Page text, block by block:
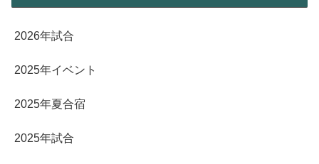
2026年試合
2025年イベント
2025年夏合宿
2025年試合